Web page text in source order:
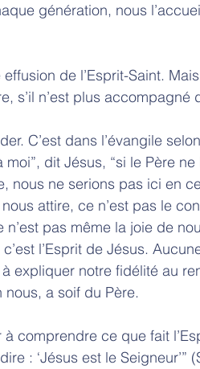
génération, nous
de l’Esprit-Saint.
s’il n’est plus accompagné
C’est dans l’évangile
dit Jésus, “si le Père ne
nous ne serions pas ici en
attire, ce n’est pas le
pas même la joie de
l’Esprit de Jésus.
expliquer notre fidélité au
nous, a soif du Père.
comprendre ce que fait
: ‘Jésus est le Seigneur’”